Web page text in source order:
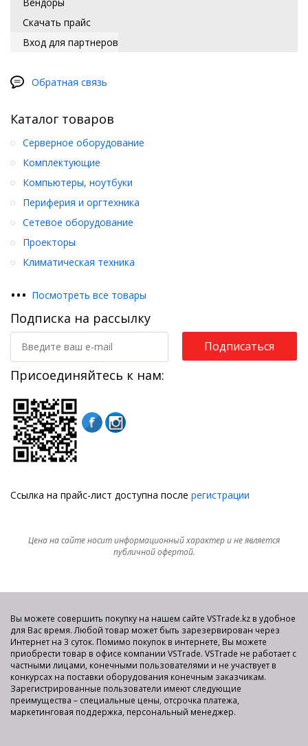
Скачать прайс
Вход для партнеров
Обратная связь
Каталог товаров
Серверное оборудование
Комплектующие
Компьютеры, ноутбуки
Периферия и оргтехника
Сетевое оборудование
Проекторы
Климатическая техника
••• Посмотреть все товары
Подписка на рассылку
Подписаться
Присоединяйтесь к нам:
Ссылка на прайс-лист доступна после регистрации
Цена на сайте носит информационный характер и не является
публичной офертой.
Вы можете совершить покупку на нашем сайте VSTrade.kz в удобное
для Вас время. Любой товар может быть зарезервирован через
Интернет на 3 суток. Помимо покупок в интернете, Вы можете
приобрести товар в офисе компании VSTrade. VSTrade не работает с
частными лицами, конечными пользователями и не участвует в
конкурсах на поставки оборудования конечным заказчикам.
Зарегистрированные пользователи имеют следующие
преимущества – специальные цены, отсрочка платежа,
маркетинговая поддержка, персональный менеджер.